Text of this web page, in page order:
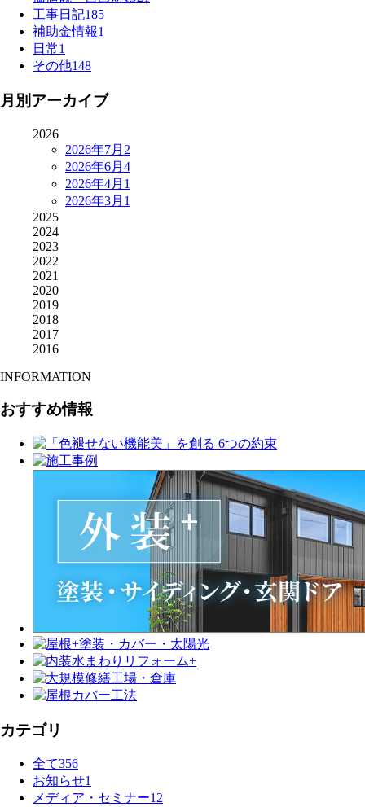
工事日記185
補助金情報1
日常1
その他148
月別アーカイブ
2026
2026年7月 2
2026年6月 4
2026年4月 1
2026年3月 1
2025
2024
2023
2022
2021
2020
2019
2018
2017
2016
INFORMATION
おすすめ情報
カテゴリ
全て356
お知らせ1
メディア・セミナー12